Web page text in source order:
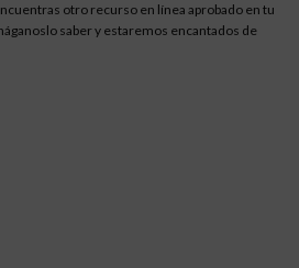
otro recurso en línea aprobado en tu
saber y estaremos encantados de